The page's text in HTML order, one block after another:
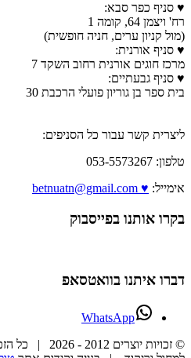
♥ סניף כפר סבא:
רח' ויצמן 64, קומה 1
(מול קניון ערים, חניה חופשית)
♥ סניף אורנית:
מרכז חוגים אורנית רחוב השקד 7
♥ סניף גבעתיים:
בית ספר בן גוריון פועלי הרכבת 30
ליצרית קשר עבור כל הסניפים:
טלפון: 053-5573267
אימייל: ♥ betnuatn@gmail.com
בקרו אותנו בפייסבוק
דברו איתנו בוואטסאפ
WhatsApp
© זכויות יוצרים 2012 -
2026 | כל